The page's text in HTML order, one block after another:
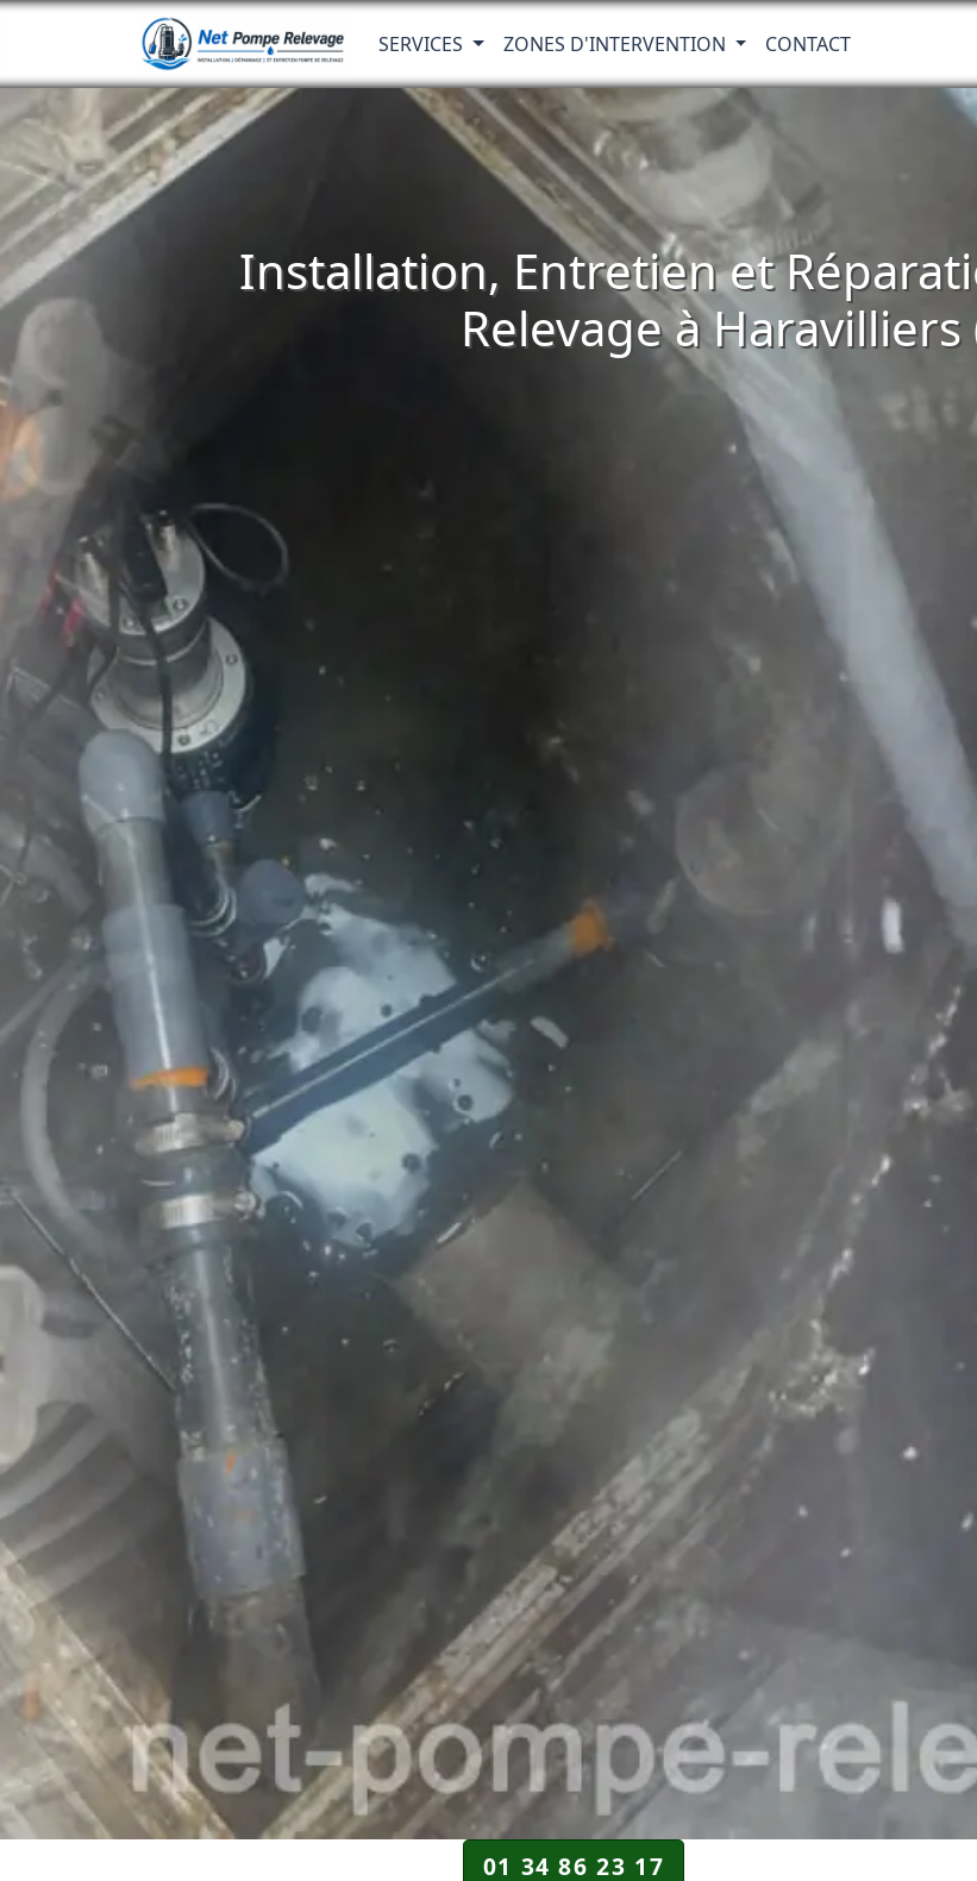
SERVICES ZONES D'INTERVENTION CONTACT
Installation, Entretien et
Relevage à Haravilliers
01 34 86 23 17